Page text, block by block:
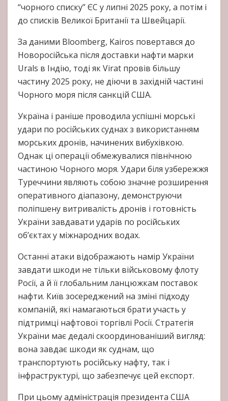
“чорного списку” ЄС у липні 2025 року, а потім і
до списків Великої Британії та Швейцарії.
За даними Bloomberg, Kairos повертався до
Новоросійська після доставки нафти марки
Urals в Індію, тоді як Virat провів більшу
частину 2025 року, не діючи в західній частині
Чорного моря після санкцій США.
Україна і раніше проводила успішні морські
удари по російських суднах з використанням
морських дронів, начинених вибухівкою.
Однак ці операції обмежувалися північною
частиною Чорного моря. Удари біля узбережжя
Туреччини являють собою значне розширення
оперативного діапазону, демонструючи
поліпшену витривалість дронів і готовність
України завдавати ударів по російських
об’єктах у міжнародних водах.
Останні атаки відображають намір України
завдати шкоди не тільки військовому флоту
Росії, а й її глобальним ланцюжкам поставок
нафти. Київ зосереджений на зміні підходу
компаній, які намагаються брати участь у
підтримці нафтової торгівлі Росії. Стратегія
України має дедалі скоординованіший вигляд:
вона завдає шкоди як суднам, що
транспортують російську нафту, так і
інфраструктурі, що забезпечує цей експорт.
При цьому адміністрація президента США